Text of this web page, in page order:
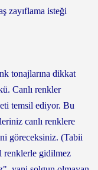
zayıflama isteği
tonajlarına dikkat
Canlı renkler
temsil ediyor. Bu
canlı renklere
göreceksiniz. (Tabii
renklerle gidilmez